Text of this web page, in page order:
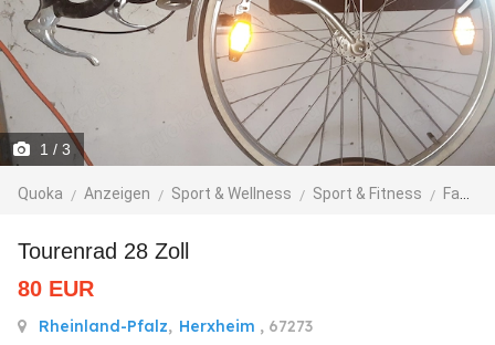
1 / 3
Quoka Anzeigen Sport & Wellness Sport & Fitness Fahrräder
Tourenrad 28 Zoll
80 EUR
Rheinland-Pfalz, Herxheim , 67273